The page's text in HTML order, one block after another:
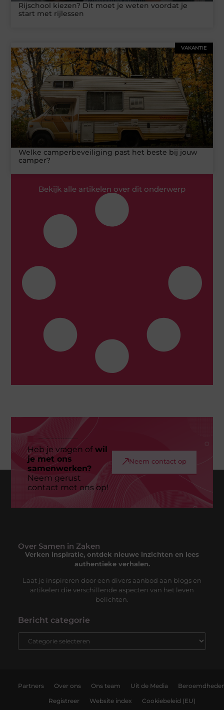
Rijschool kiezen? Dit moet je weten voordat je
start met rijlessen
VAKANTIE
Welke camperbeveiliging past het beste bij jouw
camper?
Bekijk alle artikelen over dit onderwerp
Heb je vragen ofwil
je met ons
samenwerken?
Neem gerust
contact met ons op!
Neem contact op
Over Samen in Zaken
Verken inspiratie, ontdek nieuwe inzichten en lees
authentieke verhalen.
Laat je inspireren door een divers aanbod aan blogs en
artikelen die verschillende aspecten van het leven
belichten.
Bericht categorie
Partners Over ons Ons team Uit de Media
Registreer Website index Cookiebeleid (EU)